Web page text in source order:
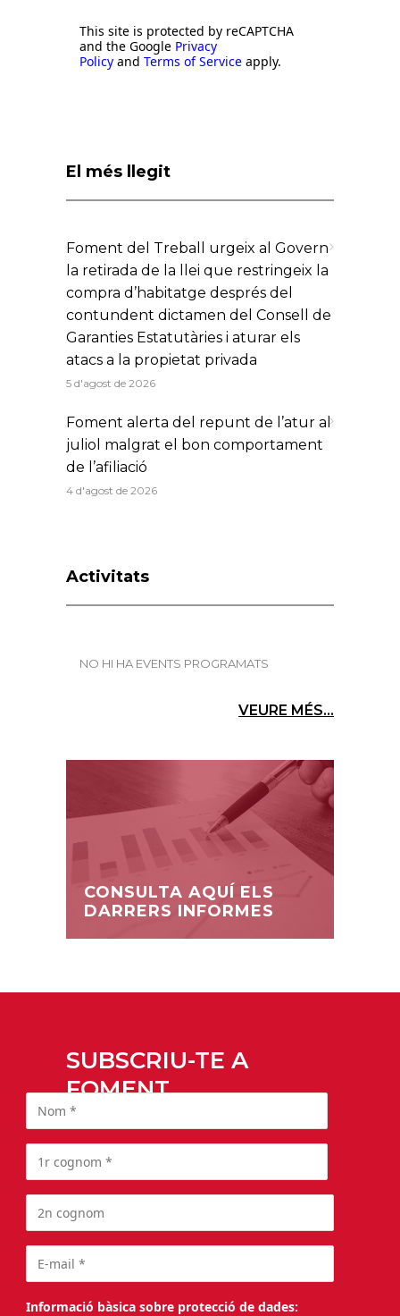
This site is protected by reCAPTCHA
and the Google Privacy
Policy and Terms of Service apply.
El més llegit
Foment del Treball urgeix al Govern
la retirada de la llei que restringeix la
compra d’habitatge després del
contundent dictamen del Consell de
Garanties Estatutàries i aturar els
atacs a la propietat privada
5 d'agost de 2026
Foment alerta del repunt de l’atur al
juliol malgrat el bon comportament
de l’afiliació
4 d'agost de 2026
Activitats
NO HI HA EVENTS PROGRAMATS
VEURE MÉS...
CONSULTA AQUÍ ELS
DARRERS INFORMES
SUBSCRIU-TE A
FOMENT
Informació bàsica sobre protecció de dades: